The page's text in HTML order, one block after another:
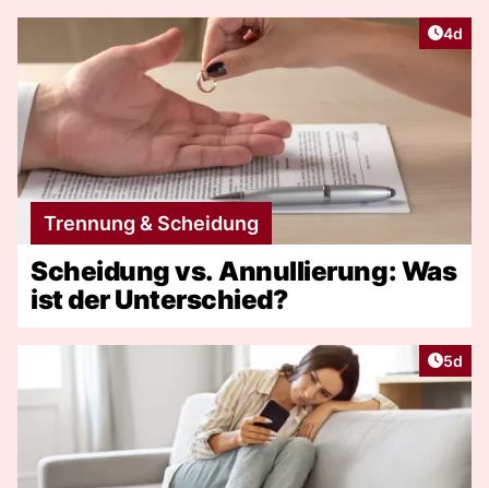
4d
Trennung & Scheidung
Scheidung vs. Annullierung: Was
ist der Unterschied?
5d